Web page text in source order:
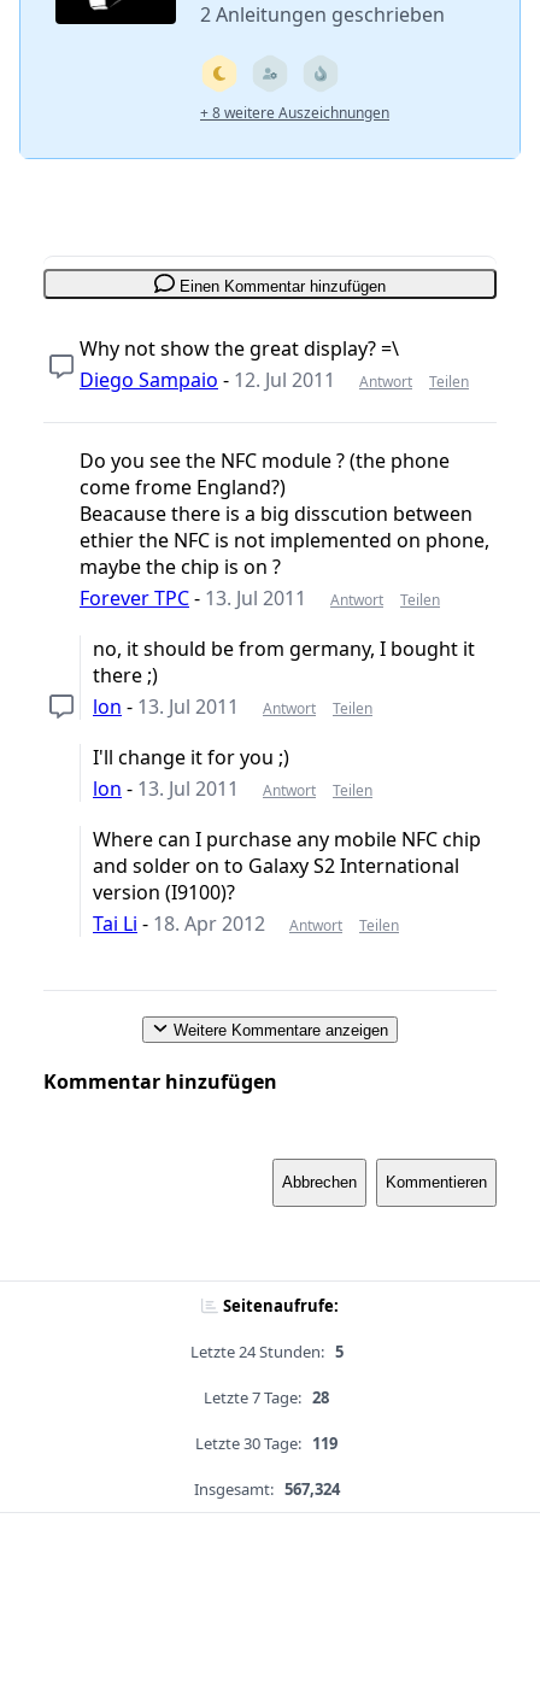
2 Anleitungen geschrieben
+ 8 weitere Auszeichnungen
Einen Kommentar hinzufügen
Why not show the great display? =\
Diego Sampaio - 12. Jul 2011 Antwort Teilen
Do you see the NFC module ? (the phone
come frome England?)
Beacause there is a big disscution between
ethier the NFC is not implemented on phone,
maybe the chip is on ?
Forever TPC- 13. Jul 2011 Antwort Teilen
no, it should be from germany, I bought it
there ;)
lon - 13. Jul 2011 Antwort Teilen
I'll change it for you ;)
lon - 13. Jul 2011 Antwort Teilen
Where can I purchase any mobile NFC chip
and solder on to Galaxy S2 International
version (I9100)?
Tai Li - 18. Apr 2012 Antwort Teilen
Weitere Kommentare anzeigen
Kommentar hinzufügen
Abbrechen Kommentieren
Seitenaufrufe:
Letzte 24 Stunden: 5
Letzte 7 Tage: 28
Letzte 30 Tage: 119
Insgesamt: 567,324